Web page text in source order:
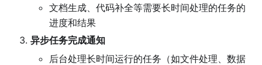
文档生成、代码补全等需要长时间处理的任务的
进度和结果
异步任务完成通知
后台处理长时间运行的任务（如文件处理、数据